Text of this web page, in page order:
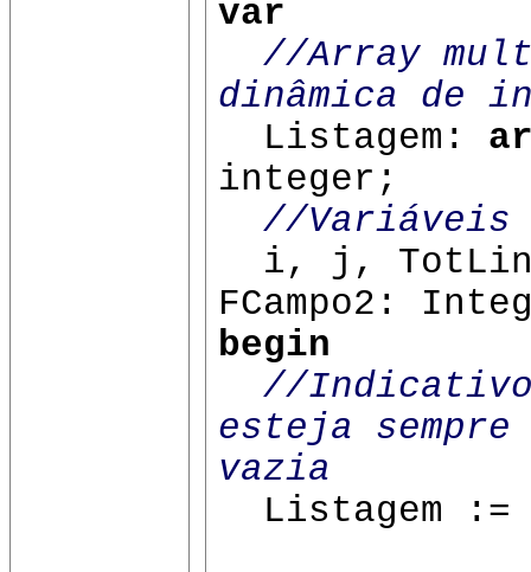
var
//Array
dinâmica de
Listagem:
integer;
//Variáveis
i, j, TotLin,
FCampo2:
begin
//Indicativo
esteja sempre
vazia
Listagem